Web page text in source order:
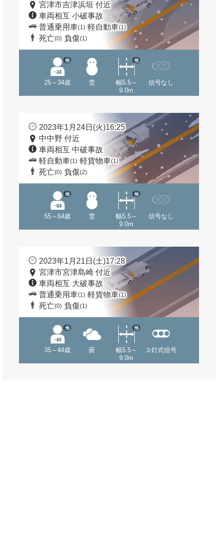
宮津市吉津浜垣 付近
車両相互 小破事故
普通乗用車(1) 軽自動車(1)
死亡(0) 負傷(1)
25～34歳
他
雪
幅5.5～
9.0m
他
信号なし
2023年1月24日(火)16:25
中中野 付近
車両相互 中破事故
軽自動車(1) 軽貨物車(1)
死亡(0) 負傷(2)
55～64歳
他
雪
幅5.5～
9.0m
他
信号なし
2023年1月21日(土)17:28
宮津市宮津島崎 付近
車両相互 大破事故
普通乗用車(1) 軽貨物車(1)
死亡(0) 負傷(1)
35～44歳
他
曇
幅5.5～
9.0m
他
３灯式信号